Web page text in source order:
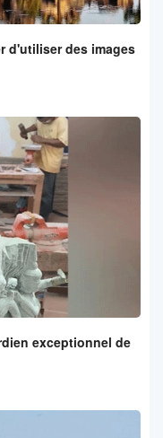
d'utiliser des images
exceptionnel de